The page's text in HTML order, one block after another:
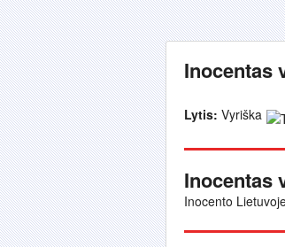
Inocentas
Lytis: Vyriška
Inocentas
Inocento